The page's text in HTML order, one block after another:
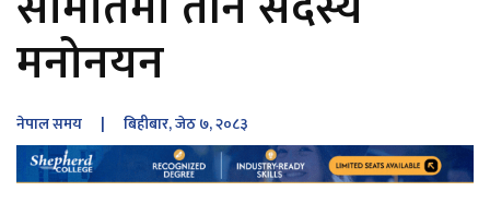
मनोनयन
नेपाल समय | बिहीबार, जेठ ७, २०८३